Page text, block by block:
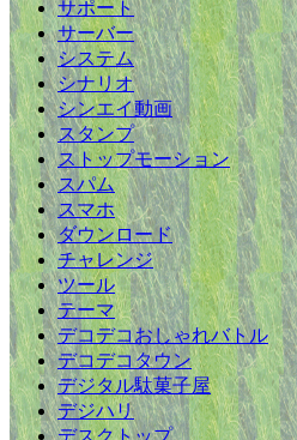
サポート
サーバー
システム
シナリオ
シンエイ動画
スタンプ
ストップモーション
スパム
スマホ
ダウンロード
チャレンジ
ツール
テーマ
デコデコおしゃれバトル
デコデコタウン
デジタル駄菓子屋
デジハリ
デスクトップ